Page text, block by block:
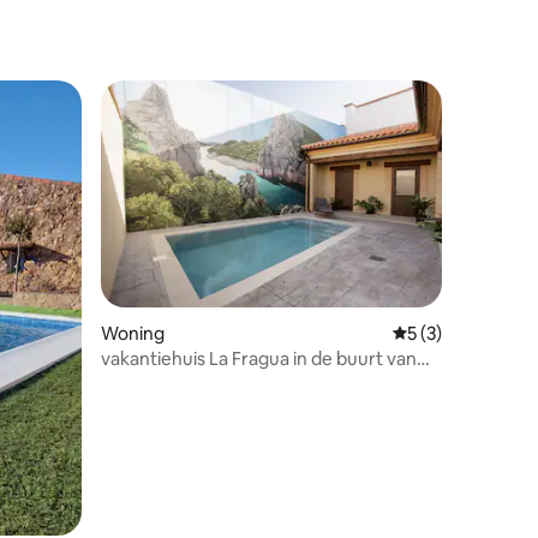
Woning Gemiddelde
5 (3)
vakantiehuis La Fragua in de buurt van